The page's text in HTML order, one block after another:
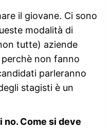
il giovane. Ci sono
modalità di
tutte) aziende
non fanno
parleranno
stagisti è un
no. Come si deve